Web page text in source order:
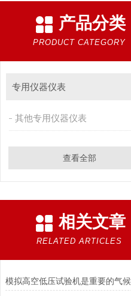
产品分类
PRODUCT CATEGORY
专用仪器仪表
其他专用仪器仪表
查看全部
相关文章
RELATED ARTICLES